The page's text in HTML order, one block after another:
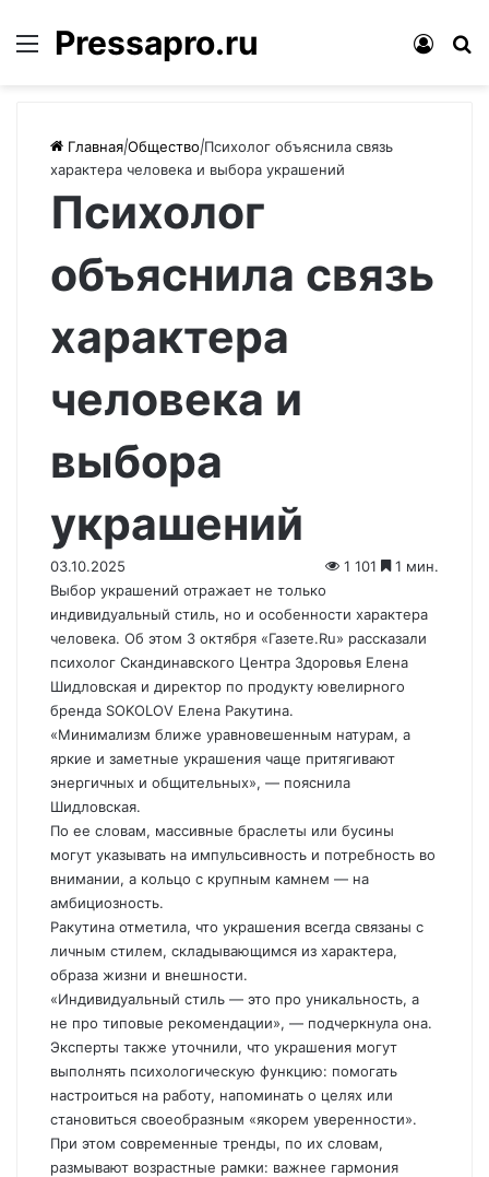
Меню
Pressapro.ru Войти
Главная|Общество|Психолог объяснила связь
характера человека и выбора украшений
Психолог
объяснила связь
характера
человека и
выбора
украшений
03.10.2025 1 101
1 мин.
Выбор украшений отражает не только
индивидуальный стиль, но и особенности характера
человека. Об этом 3 октября «Газете.Ru» рассказали
психолог Скандинавского Центра Здоровья Елена
Шидловская и директор по продукту ювелирного
бренда SOKOLOV Елена Ракутина.
«Минимализм ближе уравновешенным натурам, а
яркие и заметные украшения чаще притягивают
энергичных и общительных», — пояснила
Шидловская.
По ее словам, массивные браслеты или бусины
могут указывать на импульсивность и потребность во
внимании, а кольцо с крупным камнем — на
амбициозность.
Ракутина отметила, что украшения всегда связаны с
личным стилем, складывающимся из характера,
образа жизни и внешности.
«Индивидуальный стиль — это про уникальность, а
не про типовые рекомендации», — подчеркнула она.
Эксперты также уточнили, что украшения могут
выполнять психологическую функцию: помогать
настроиться на работу, напоминать о целях или
становиться своеобразным «якорем уверенности».
При этом современные тренды, по их словам,
размывают возрастные рамки: важнее гармония